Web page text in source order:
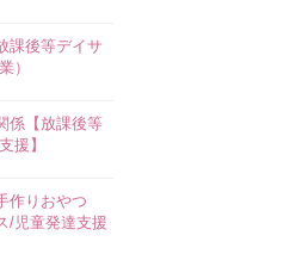
課後等デイサ
）
係【放課後等
援】
作りおやつ
/児童発達支援